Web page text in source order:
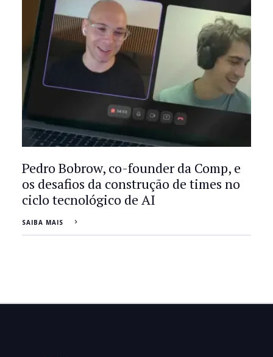
Pedro Bobrow, co-founder da Comp, e
os desafios da construção de times no
ciclo tecnológico de AI
SAIBA MAIS